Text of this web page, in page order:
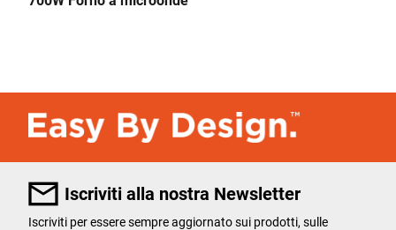
Iscriviti alla nostra Newsletter
Iscriviti per essere sempre aggiornato sui prodotti, sulle